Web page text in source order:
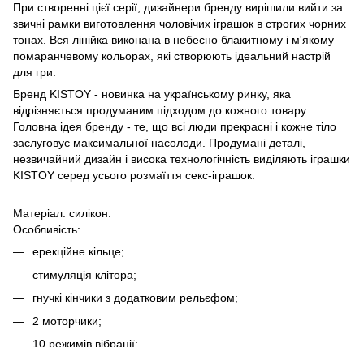
При створенні цієї серії, дизайнери бренду вирішили вийти за
звичні рамки виготовлення чоловічих іграшок в строгих чорних
тонах. Вся лінійка виконана в небесно блакитному і м'якому
помаранчевому кольорах, які створюють ідеальний настрій
для гри.
Бренд KISTOY - новинка на українському ринку, яка
відрізняється продуманим підходом до кожного товару.
Головна ідея бренду - те, що всі люди прекрасні і кожне тіло
заслуговує максимальної насолоди. Продумані деталі,
незвичайний дизайн і висока технологічність виділяють іграшки
KISTOY серед усього розмаїття секс-іграшок.
Матеріал: силікон.
Особливість:
ерекційне кільце;
стимуляція клітора;
гнучкі кінчики з додатковим рельєфом;
2 моторчики;
10 режимів вібрації;